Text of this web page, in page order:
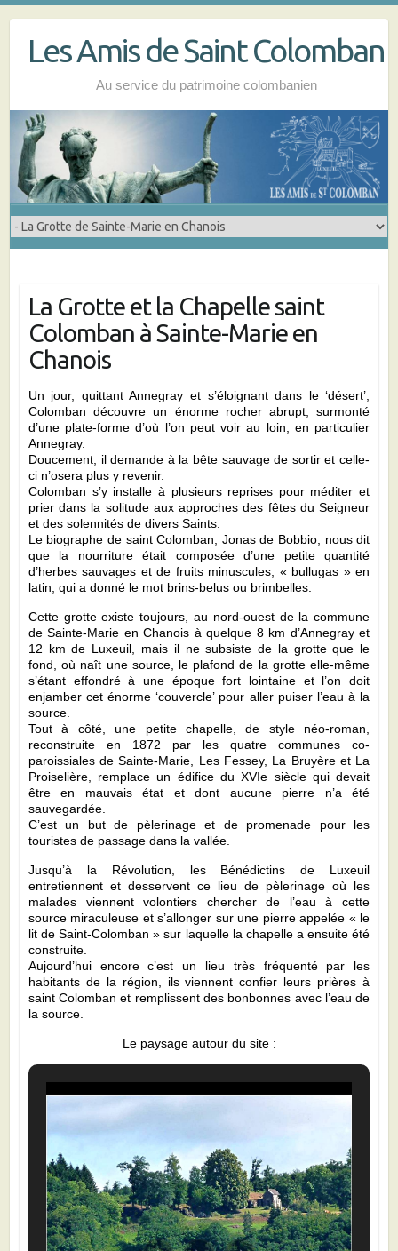
contentLes Amis de Saint Colomban
Au service du patrimoine colombanien
La Grotte et la Chapelle saint
Colomban à Sainte-Marie en
Chanois
Un jour, quittant Annegray et s’éloignant dans le ‘désert’,
Colomban découvre un énorme rocher abrupt, surmonté
d’une plate-forme d’où l’on peut voir au loin, en particulier
Annegray.
Doucement, il demande à la bête sauvage de sortir et celle-
ci n’osera plus y revenir.
Colomban s’y installe à plusieurs reprises pour méditer et
prier dans la solitude aux approches des fêtes du Seigneur
et des solennités de divers Saints.
Le biographe de saint Colomban, Jonas de Bobbio, nous dit
que la nourriture était composée d’une petite quantité
d’herbes sauvages et de fruits minuscules, « bullugas » en
latin, qui a donné le mot brins-belus ou brimbelles.
Cette grotte existe toujours, au nord-ouest de la commune
de Sainte-Marie en Chanois à quelque 8 km d’Annegray et
12 km de Luxeuil, mais il ne subsiste de la grotte que le
fond, où naît une source, le plafond de la grotte elle-même
s’étant effondré à une époque fort lointaine et l’on doit
enjamber cet énorme ‘couvercle’ pour aller puiser l’eau à la
source.
Tout à côté, une petite chapelle, de style néo-roman,
reconstruite en 1872 par les quatre communes co-
paroissiales de Sainte-Marie, Les Fessey, La Bruyère et La
Proiselière, remplace un édifice du XVIe siècle qui devait
être en mauvais état et dont aucune pierre n’a été
sauvegardée.
C’est un but de pèlerinage et de promenade pour les
touristes de passage dans la vallée.
Jusqu’à la Révolution, les Bénédictins de Luxeuil
entretiennent et desservent ce lieu de pèlerinage où les
malades viennent volontiers chercher de l’eau à cette
source miraculeuse et s’allonger sur une pierre appelée « le
lit de Saint-Colomban » sur laquelle la chapelle a ensuite été
construite.
Aujourd’hui encore c’est un lieu très fréquenté par les
habitants de la région, ils viennent confier leurs prières à
saint Colomban et remplissent des bonbonnes avec l’eau de
la source.
Le paysage autour du site :